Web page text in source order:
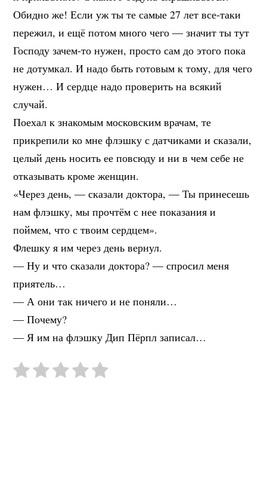
Обидно же! Если уж ты те самые 27 лет все-таки
пережил, и ещё потом много чего — значит ты тут
Господу зачем-то нужен, просто сам до этого пока
не дотумкал. И надо быть готовым к тому, для чего
нужен… И сердце надо проверить на всякий
случай.
Поехал к знакомым московским врачам, те
прикрепили ко мне флэшку с датчиками и сказали,
целый день носить ее повсюду и ни в чем себе не
отказывать кроме женщин.
«Через день, — сказали доктора, — Ты принесешь
нам флэшку, мы прочтём с нее показания и
поймем, что с твоим сердцем».
Флешку я им через день вернул.
— Ну и что сказали доктора? — спросил меня
приятель…
— А они так ничего и не поняли…
— Почему?
— Я им на флэшку Дип Пёрпл записал…